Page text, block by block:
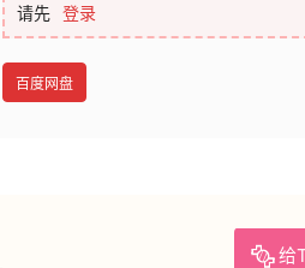
请先 登录
百度网盘
给